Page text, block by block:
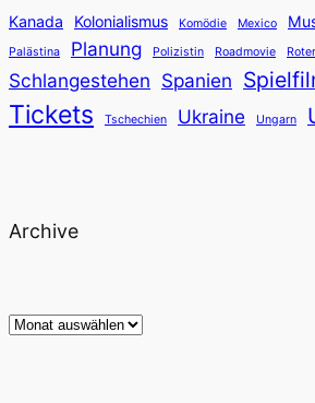
Kanada Kolonialismus Komödie Mexico
Palästina
Planung Polizistin Roadmovie
Schlangestehen Spanien
Tickets Tschechien Ukraine Ungarn
Archive
Archiv